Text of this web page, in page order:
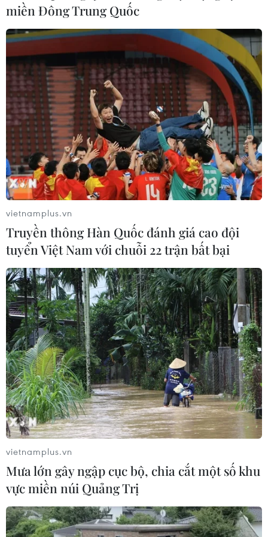
miền Đông Trung Quốc
vietnamplus.vn
Truyền thông Hàn Quốc đánh giá cao đội
tuyển Việt Nam với chuỗi 22 trận bất bại
vietnamplus.vn
Mưa lớn gây ngập cục bộ, chia cắt một số khu
vực miền núi Quảng Trị